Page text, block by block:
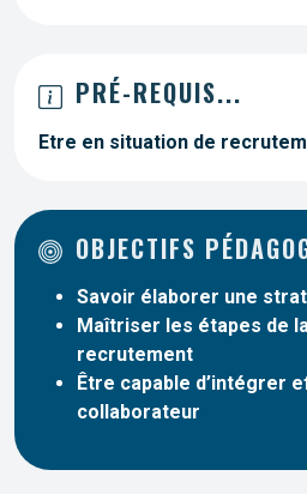
PRÉ-REQUIS...
Etre en situation de
OBJECTIFS
Savoir élaborer une
Maîtriser les étapes de
recrutement
Être capable d’intégrer
collaborateur